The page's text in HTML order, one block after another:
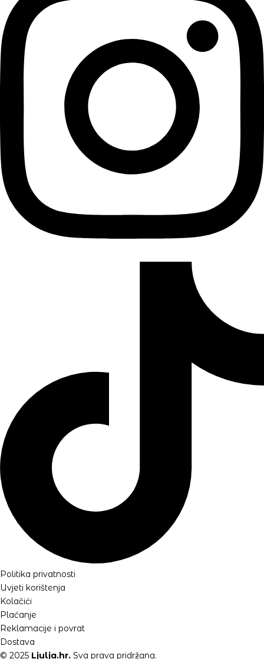
Politika privatnosti
Uvjeti korištenja
Kolačići
Plaćanje
Reklamacije i povrat
Dostava
© 2025 Ljulja.hr. Sva prava pridržana.